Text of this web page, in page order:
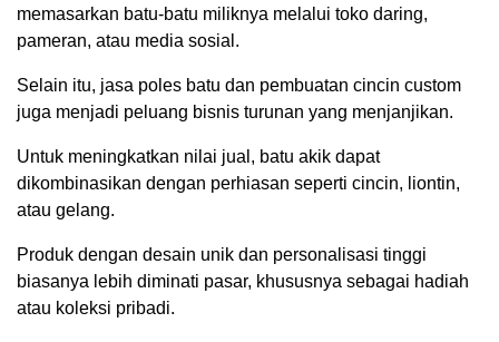
memasarkan batu-batu miliknya melalui toko daring,
pameran, atau media sosial.
Selain itu, jasa poles batu dan pembuatan cincin custom
juga menjadi peluang bisnis turunan yang menjanjikan.
Untuk meningkatkan nilai jual, batu akik dapat
dikombinasikan dengan perhiasan seperti cincin, liontin,
atau gelang.
Produk dengan desain unik dan personalisasi tinggi
biasanya lebih diminati pasar, khususnya sebagai hadiah
atau koleksi pribadi.